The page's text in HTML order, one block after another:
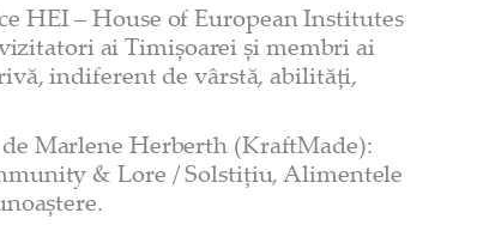
HEI – House of European Institutes
ai Timișoarei și membri ai
indiferent de vârstă, abilități,
Marlene Herberth (KraftMade):
& Lore / Solstițiu, Alimentele